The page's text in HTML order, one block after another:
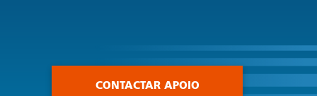
CONTACTAR APOIO